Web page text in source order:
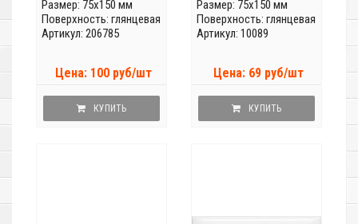
Размер: 75x150 мм
Поверхность: глянцевая
Артикул: 206785
Цена: 100 руб/шт
КУПИТЬ
Размер: 75x150 мм
Поверхность: глянцевая
Артикул: 10089
Цена: 69 руб/шт
КУПИТЬ